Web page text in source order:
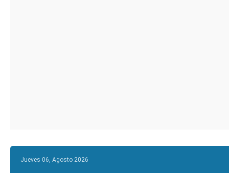
Jueves 06, Agosto 2026